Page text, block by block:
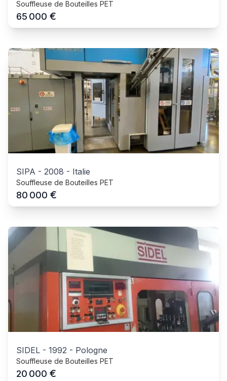
Souffleuse de Bouteilles PET
65 000 €
SIPA - 2008 - Italie
Souffleuse de Bouteilles PET
80 000 €
SIDEL - 1992 - Pologne
Souffleuse de Bouteilles PET
20 000 €